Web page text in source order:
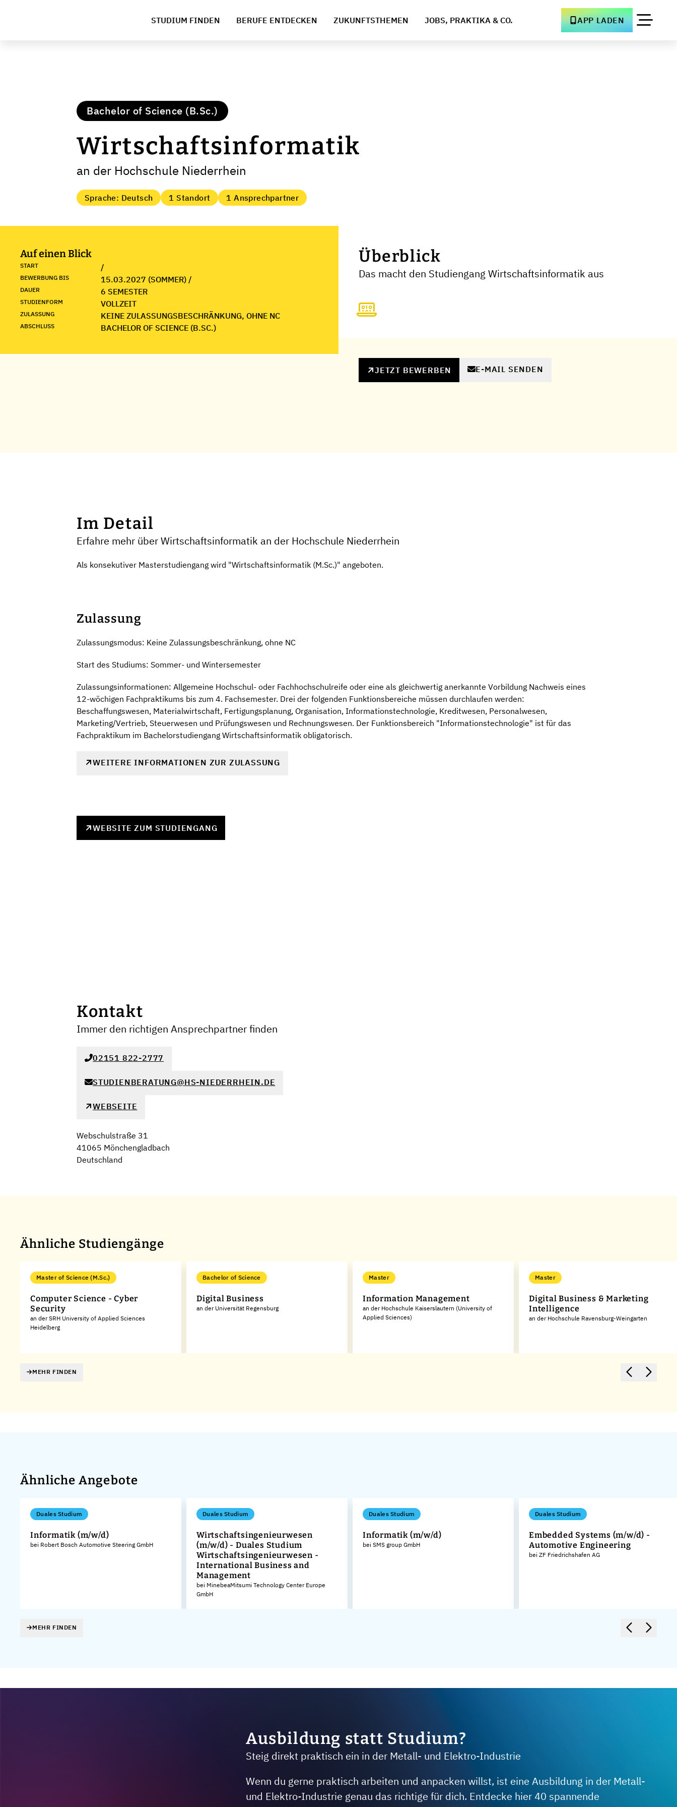
STUDIUM FINDEN BERUFE ENTDECKEN ZUKUNFTSTHEMEN JOBS, PRAKTIKA & CO. APP LADEN
Bachelor of Science (B.Sc.)
Wirtschaftsinformatik
an der Hochschule Niederrhein
Sprache: Deutsch 1 Standort 1 Ansprechpartner
Auf einen Blick
START /
BEWERBUNG BIS 15.03.2027 (SOMMER) /
DAUER 6 SEMESTER
STUDIENFORM VOLLZEIT
ZULASSUNG KEINE ZULASSUNGSBESCHRÄNKUNG, OHNE NC
ABSCHLUSS BACHELOR OF SCIENCE (B.SC.)
Überblick
Das macht den Studiengang Wirtschaftsinformatik aus
JETZT BEWERBEN E-MAIL SENDEN
Im Detail
Erfahre mehr über Wirtschaftsinformatik an der Hochschule Niederrhein
Als konsekutiver Masterstudiengang wird "Wirtschaftsinformatik (M.Sc.)" angeboten.
Zulassung
Zulassungsmodus: Keine Zulassungsbeschränkung, ohne NC
Start des Studiums: Sommer- und Wintersemester
Zulassungsinformationen: Allgemeine Hochschul- oder Fachhochschulreife oder eine als gleichwertig anerkannte Vorbildung Nachweis eines
12-wöchigen Fachpraktikums bis zum 4. Fachsemester. Drei der folgenden Funktionsbereiche müssen durchlaufen werden:
Beschaffungswesen, Materialwirtschaft, Fertigungsplanung, Organisation, Informationstechnologie, Kreditwesen, Personalwesen,
Marketing/Vertrieb, Steuerwesen und Prüfungswesen und Rechnungswesen. Der Funktionsbereich "Informationstechnologie" ist für das
Fachpraktikum im Bachelorstudiengang Wirtschaftsinformatik obligatorisch.
WEITERE INFORMATIONEN ZUR ZULASSUNG
WEBSITE ZUM STUDIENGANG
Kontakt
Immer den richtigen Ansprechpartner finden
02151 822-2777
STUDIENBERATUNG@HS-NIEDERRHEIN.DE
WEBSEITE
Webschulstraße 31
41065 Mönchengladbach
Deutschland
Ähnliche Studiengänge
Master of Science (M.Sc.)
Computer Science - Cyber
Security
an der SRH University of Applied Sciences
Heidelberg
Bachelor of Science
Digital Business
an der Universität Regensburg
Master
Information Management
an der Hochschule Kaiserslautern (University of
Applied Sciences)
Master
Digital Business & Marketing
Intelligence
an der Hochschule Ravensburg-Weingarten
MEHR FINDEN
Ähnliche Angebote
Duales Studium
Informatik (m/w/d)
bei Robert Bosch Automotive Steering GmbH
Duales Studium
Wirtschaftsingenieurwesen
(m/w/d) - Duales Studium
Wirtschaftsingenieurwesen -
International Business and
Management
bei MinebeaMitsumi Technology Center Europe
GmbH
Duales Studium
Informatik (m/w/d)
bei SMS group GmbH
Duales Studium
Embedded Systems (m/w/d) -
Automotive Engineering
bei ZF Friedrichshafen AG
MEHR FINDEN
Ausbildung statt Studium?
Steig direkt praktisch ein in der Metall- und Elektro-Industrie
Wenn du gerne praktisch arbeiten und anpacken willst, ist eine Ausbildung in der Metall-
und Elektro-Industrie genau das richtige für dich. Entdecke hier 40 spannende